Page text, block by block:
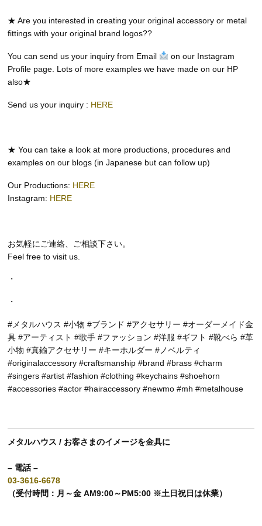
★ Are you interested in creating your original accessory or metal
fittings with your original brand logos??
You can send us your inquiry from Email
on our Instagram
Profile page. Lots of more examples we have made on our HP
also★
Send us your inquiry : HERE
★ You can take a look at more productions, procedures and
examples on our blogs (in Japanese but can follow up)
Our Productions: HERE
Instagram: HERE
お気軽にご連絡、ご相談下さい。
Feel free to visit us.
・
・
#メタルハウス #小物 #ブランド #アクセサリー #オーダーメイド金
具 #アーティスト #歌手 #ファッション #洋服 #ギフト #靴べら #革
小物 #真鍮アクセサリー #キーホルダー #ノベルティ
#originalaccessory #craftsmanship #brand #brass #charm
#singers #artist #fashion #clothing #keychains #shoehorn
#accessories #actor #hairaccessory #newmo #mh #metalhouse
メタルハウス / お客さまのイメージを金具に
– 電話 –
03-3616-6678
（受付時間：月～金 AM9:00～PM5:00 ※土日祝日は休業）